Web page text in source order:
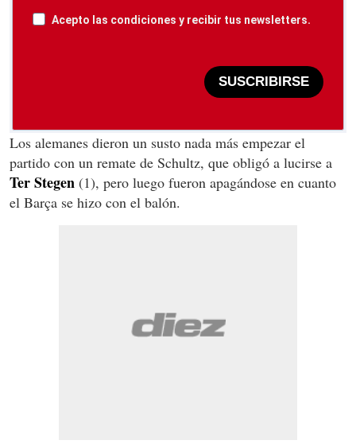
Acepto las condiciones y recibir tus newsletters.
SUSCRIBIRSE
Los alemanes dieron un susto nada más empezar el
partido con un remate de Schultz, que obligó a lucirse a
Ter Stegen (1), pero luego fueron apagándose en cuanto
el Barça se hizo con el balón.